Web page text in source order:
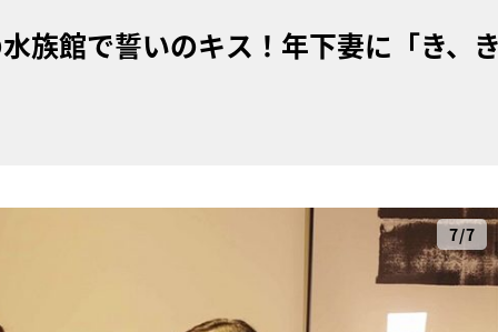
族館で誓いのキス！年下妻に「き、
7/7